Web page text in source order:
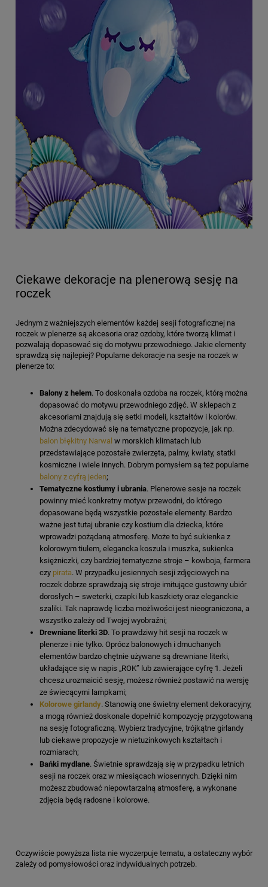
Ciekawe dekoracje na plenerową sesję na
roczek
Jednym z ważniejszych elementów każdej sesji fotograficznej na
roczek w plenerze są akcesoria oraz ozdoby, które tworzą klimat i
pozwalają dopasować się do motywu przewodniego. Jakie elementy
sprawdzą się najlepiej? Popularne dekoracje na sesje na roczek w
plenerze to:
Balony z helem. To doskonała ozdoba na roczek, którą można
dopasować do motywu przewodniego zdjęć. W sklepach z
akcesoriami znajdują się setki modeli, kształtów i kolorów.
Można zdecydować się na tematyczne propozycje, jak np.
balon błękitny Narwal w morskich klimatach lub
przedstawiające pozostałe zwierzęta, palmy, kwiaty, statki
kosmiczne i wiele innych. Dobrym pomysłem są też popularne
balony z cyfrą jeden;
Tematyczne kostiumy i ubrania. Plenerowe sesje na roczek
powinny mieć konkretny motyw przewodni, do którego
dopasowane będą wszystkie pozostałe elementy. Bardzo
ważne jest tutaj ubranie czy kostium dla dziecka, które
wprowadzi pożądaną atmosferę. Może to być sukienka z
kolorowym tiulem, elegancka koszula i muszka, sukienka
księżniczki, czy bardziej tematyczne stroje – kowboja, farmera
czy pirata. W przypadku jesiennych sesji zdjęciowych na
roczek dobrze sprawdzają się stroje imitujące gustowny ubiór
dorosłych – sweterki, czapki lub kaszkiety oraz eleganckie
szaliki. Tak naprawdę liczba możliwości jest nieograniczona, a
wszystko zależy od Twojej wyobraźni;
Drewniane literki 3D. To prawdziwy hit sesji na roczek w
plenerze i nie tylko. Oprócz balonowych i dmuchanych
elementów bardzo chętnie używane są drewniane literki,
układające się w napis „ROK” lub zawierające cyfrę 1. Jeżeli
chcesz urozmaicić sesję, możesz również postawić na wersję
ze świecącymi lampkami;
Kolorowe girlandy. Stanowią one świetny element dekoracyjny,
a mogą również doskonale dopełnić kompozycję przygotowaną
na sesję fotograficzną. Wybierz tradycyjne, trójkątne girlandy
lub ciekawe propozycje w nietuzinkowych kształtach i
rozmiarach;
Bańki mydlane. Świetnie sprawdzają się w przypadku letnich
sesji na roczek oraz w miesiącach wiosennych. Dzięki nim
możesz zbudować niepowtarzalną atmosferę, a wykonane
zdjęcia będą radosne i kolorowe.
Oczywiście powyższa lista nie wyczerpuje tematu, a ostateczny wybór
zależy od pomysłowości oraz indywidualnych potrzeb.